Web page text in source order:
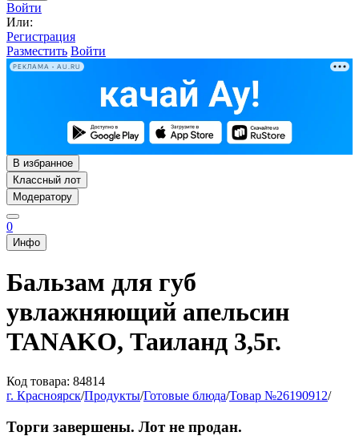
Войти
Или:
Регистрация
Разместить Войти
РЕКЛАМА • AU.RU
В избранное
Классный лот
Модератору
0
Инфо
Бальзам для губ
увлажняющий апельсин
TANAKO, Таиланд 3,5г.
Код товара: 84814
г. Красноярск/Продукты/Готовые блюда/Товар №26190912/
Торги завершены. Лот не продан.